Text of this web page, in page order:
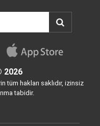
2026
tüm hakları saklıdır, izinsiz
tabidir.